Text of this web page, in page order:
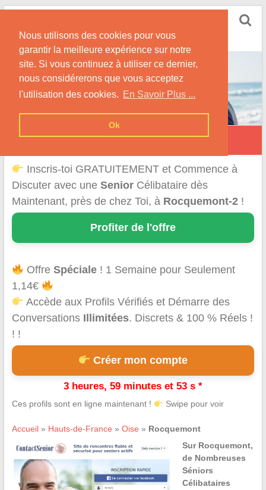
Nous utilisons des cookies pour vous
garantir la meilleure expérience sur notre
site. Si vous continuez à utiliser ce dernier,
nous considérerons que vous acceptez
l'utilisation des cookies. En Savoir Plus ...
Ok
Skip
content
Conseils & Infos pour la Rencontre d'une Senior
Rocquemont
Inscris-toi GRATUITEMENT et Commence à
Discuter avec une SeniorCélibataire dès
Maintenant, près de chez Toi, à Rocquemont-2!
Profiter de l'offre
OffreSpéciale ! 1 Semaine pour Seulement
1,14€
Accède aux Profils Vérifiés et Démarre des
Conversations Illimitées. Discrets & 100 % Réels !
! !
Créer mon compte
3 heures, 59 minutes et 52 s *
Ces profils sont en ligne maintenant ! Swipe pour voir
Accueil» Hauts-de-France » Oise » Rocquemont
Sur Rocquemont,
de Nombreuses
Séniors
Célibataires